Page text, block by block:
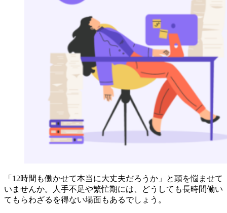
「12時間も働かせて本当に大丈夫だろうか」と頭を悩ませて
いませんか。人手不足や繁忙期には、どうしても長時間働い
てもらわざるを得ない場面もあるでしょう。